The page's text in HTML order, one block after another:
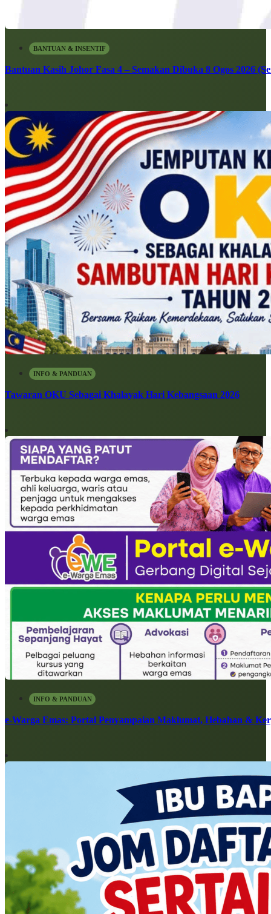
BANTUAN & INSENTIF
Bantuan Kasih Johor Fasa 4 – Semakan Dibuka 8 Ogos 2026
INFO & PANDUAN
Tawaran OKU Sebagai Khalayak Hari Kebangsaan 2026
INFO & PANDUAN
e-Warga Emas: Portal Penyampaian Maklumat, Hebahan &